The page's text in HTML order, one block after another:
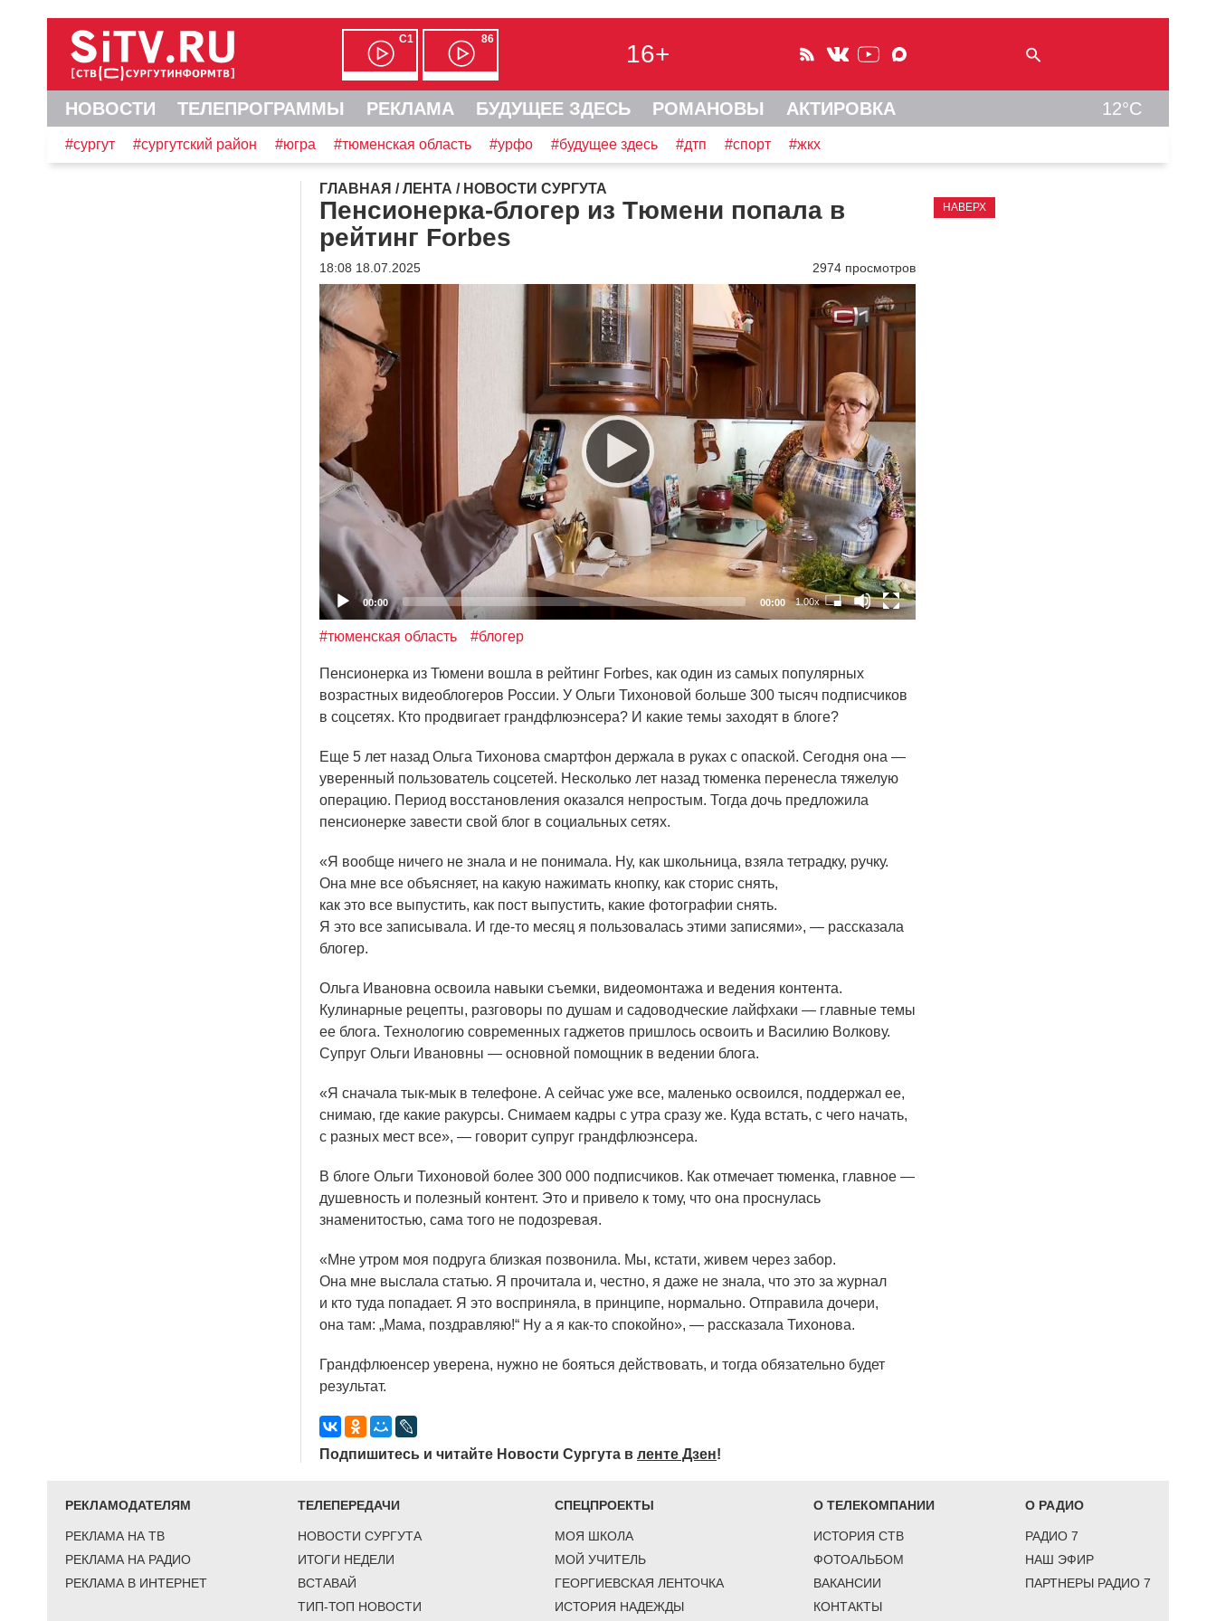
С1 86
16+
НОВОСТИ ТЕЛЕПРОГРАММЫ РЕКЛАМА БУДУЩЕЕ ЗДЕСЬ РОМАНОВЫ АКТИРОВКА 12°C
#сургут #сургутский район #югра #тюменская область #урфо #будущее здесь #дтп #спорт #жкх
ГЛАВНАЯ /ЛЕНТА / НОВОСТИ СУРГУТА
Пенсионерка-блогер из Тюмени попала в
рейтинг Forbes
18:08 18.07.2025 2974 просмотров
Видеоплеер
00:00 00:00 1.00x
#тюменская область #блогер
Пенсионерка из Тюмени вошла в рейтинг Forbes, как один из самых популярных
возрастных видеоблогеров России. У Ольги Тихоновой больше 300 тысяч подписчиков
в соцсетях. Кто продвигает грандфлюэнсера? И какие темы заходят в блоге?
Еще 5 лет назад Ольга Тихонова смартфон держала в руках с опаской. Сегодня она —
уверенный пользователь соцсетей. Несколько лет назад тюменка перенесла тяжелую
операцию. Период восстановления оказался непростым. Тогда дочь предложила
пенсионерке завести свой блог в социальных сетях.
«Я вообще ничего не знала и не понимала. Ну, как школьница, взяла тетрадку, ручку.
Она мне все объясняет, на какую нажимать кнопку, как сторис снять,
как это все выпустить, как пост выпустить, какие фотографии снять.
Я это все записывала. И где-то месяц я пользовалась этими записями», — рассказала
блогер.
Ольга Ивановна освоила навыки съемки, видеомонтажа и ведения контента.
Кулинарные рецепты, разговоры по душам и садоводческие лайфхаки — главные темы
ее блога. Технологию современных гаджетов пришлось освоить и Василию Волкову.
Супруг Ольги Ивановны — основной помощник в ведении блога.
«Я сначала тык-мык в телефоне. А сейчас уже все, маленько освоился, поддержал ее,
снимаю, где какие ракурсы. Снимаем кадры с утра сразу же. Куда встать, с чего начать,
с разных мест все», — говорит супруг грандфлюэнсера.
В блоге Ольги Тихоновой более 300 000 подписчиков. Как отмечает тюменка, главное —
душевность и полезный контент. Это и привело к тому, что она проснулась
знаменитостью, сама того не подозревая.
«Мне утром моя подруга близкая позвонила. Мы, кстати, живем через забор.
Она мне выслала статью. Я прочитала и, честно, я даже не знала, что это за журнал
и кто туда попадает. Я это восприняла, в принципе, нормально. Отправила дочери,
она там: „Мама, поздравляю!“ Ну а я как-то спокойно», — рассказала Тихонова.
Грандфлюенсер уверена, нужно не бояться действовать, и тогда обязательно будет
результат.
Подпишитесь и читайте Новости Сургута в ленте Дзен!
НАВЕРХ
РЕКЛАМОДАТЕЛЯМ
РЕКЛАМА НА ТВ
РЕКЛАМА НА РАДИО
РЕКЛАМА В ИНТЕРНЕТ
ТЕЛЕПЕРЕДАЧИ
НОВОСТИ СУРГУТА
ИТОГИ НЕДЕЛИ
ВСТАВАЙ
ТИП-ТОП НОВОСТИ
СПЕЦПРОЕКТЫ
МОЯ ШКОЛА
МОЙ УЧИТЕЛЬ
ГЕОРГИЕВСКАЯ ЛЕНТОЧКА
ИСТОРИЯ НАДЕЖДЫ
О ТЕЛЕКОМПАНИИ
ИСТОРИЯ СТВ
ФОТОАЛЬБОМ
ВАКАНСИИ
КОНТАКТЫ
О РАДИО
РАДИО 7
НАШ ЭФИР
ПАРТНЕРЫ РАДИО 7